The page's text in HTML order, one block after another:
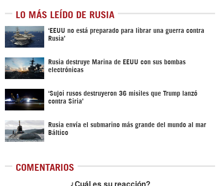
LO MÁS LEÍDO DE RUSIA
‘EEUU no está preparado para librar una guerra contra
Rusia’
Rusia destruye Marina de EEUU con sus bombas
electrónicas
‘Sujoi rusos destruyeron 36 misiles que Trump lanzó
contra Siria’
Rusia envía el submarino más grande del mundo al mar
Báltico
COMENTARIOS